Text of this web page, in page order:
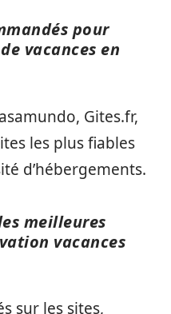
pour
vacances en
Gites.fr,
les plus fiables
d’hébergements.
meilleures
vacances
sur les sites,